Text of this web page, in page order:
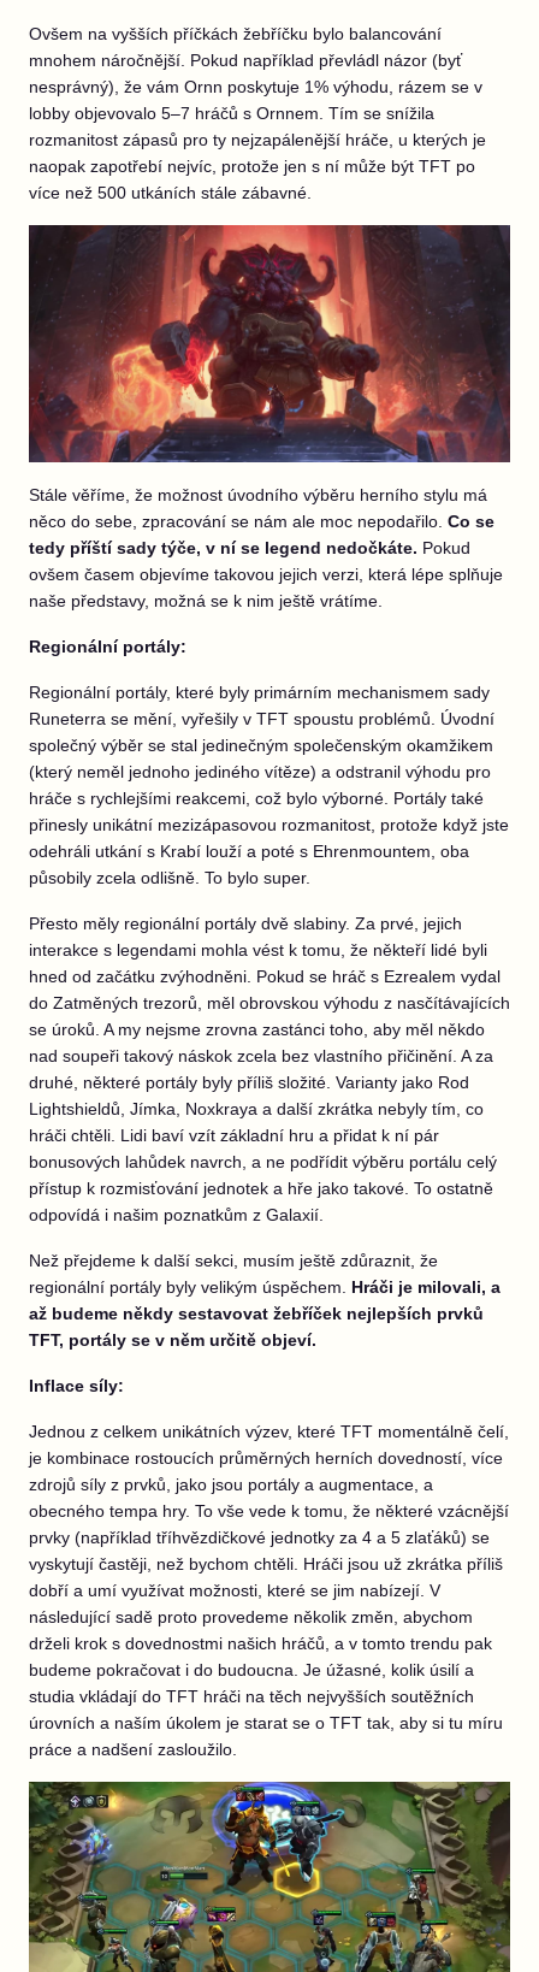
Ovšem na vyšších příčkách žebříčku bylo balancování
mnohem náročnější. Pokud například převládl názor (byť
nesprávný), že vám Ornn poskytuje 1% výhodu, rázem se v
lobby objevovalo 5–7 hráčů s Ornnem. Tím se snížila
rozmanitost zápasů pro ty nejzapálenější hráče, u kterých je
naopak zapotřebí nejvíc, protože jen s ní může být TFT po
více než 500 utkáních stále zábavné.
Stále věříme, že možnost úvodního výběru herního stylu má
něco do sebe, zpracování se nám ale moc nepodařilo. Co se
tedy příští sady týče, v ní se legend nedočkáte. Pokud
ovšem časem objevíme takovou jejich verzi, která lépe splňuje
naše představy, možná se k nim ještě vrátíme.
Regionální portály:
Regionální portály, které byly primárním mechanismem sady
Runeterra se mění, vyřešily v TFT spoustu problémů. Úvodní
společný výběr se stal jedinečným společenským okamžikem
(který neměl jednoho jediného vítěze) a odstranil výhodu pro
hráče s rychlejšími reakcemi, což bylo výborné. Portály také
přinesly unikátní mezizápasovou rozmanitost, protože když jste
odehráli utkání s Krabí louží a poté s Ehrenmountem, oba
působily zcela odlišně. To bylo super.
Přesto měly regionální portály dvě slabiny. Za prvé, jejich
interakce s legendami mohla vést k tomu, že někteří lidé byli
hned od začátku zvýhodněni. Pokud se hráč s Ezrealem vydal
do Zatměných trezorů, měl obrovskou výhodu z nasčítávajících
se úroků. A my nejsme zrovna zastánci toho, aby měl někdo
nad soupeři takový náskok zcela bez vlastního přičinění. A za
druhé, některé portály byly příliš složité. Varianty jako Rod
Lightshieldů, Jímka, Noxkraya a další zkrátka nebyly tím, co
hráči chtěli. Lidi baví vzít základní hru a přidat k ní pár
bonusových lahůdek navrch, a ne podřídit výběru portálu celý
přístup k rozmisťování jednotek a hře jako takové. To ostatně
odpovídá i našim poznatkům z Galaxií.
Než přejdeme k další sekci, musím ještě zdůraznit, že
regionální portály byly velikým úspěchem. Hráči je milovali, a
až budeme někdy sestavovat žebříček nejlepších prvků
TFT, portály se v něm určitě objeví.
Inflace síly:
Jednou z celkem unikátních výzev, které TFT momentálně čelí,
je kombinace rostoucích průměrných herních dovedností, více
zdrojů síly z prvků, jako jsou portály a augmentace, a
obecného tempa hry. To vše vede k tomu, že některé vzácnější
prvky (například tříhvězdičkové jednotky za 4 a 5 zlaťáků) se
vyskytují častěji, než bychom chtěli. Hráči jsou už zkrátka příliš
dobří a umí využívat možnosti, které se jim nabízejí. V
následující sadě proto provedeme několik změn, abychom
drželi krok s dovednostmi našich hráčů, a v tomto trendu pak
budeme pokračovat i do budoucna. Je úžasné, kolik úsilí a
studia vkládají do TFT hráči na těch nejvyšších soutěžních
úrovních a naším úkolem je starat se o TFT tak, aby si tu míru
práce a nadšení zasloužilo.